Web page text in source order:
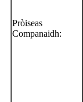
Pròiseas
Companaidh: